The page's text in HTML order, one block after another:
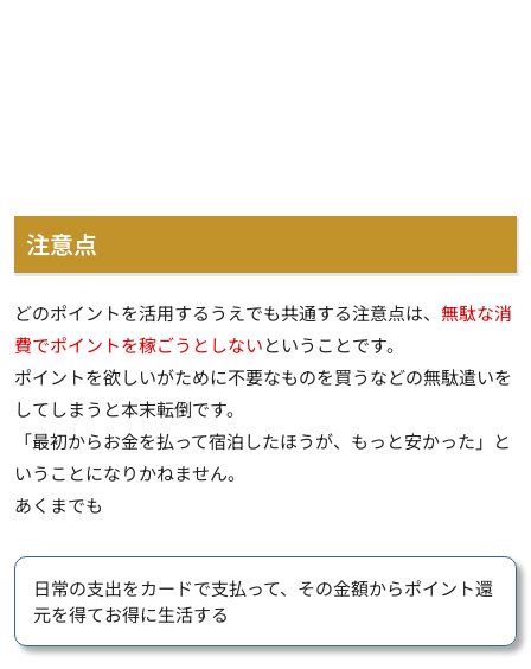
注意点
どのポイントを活用するうえでも共通する注意点は、 無駄な消
費でポイントを稼ごうとしないということです。
ポイントを欲しいがために不要なものを買うなどの無駄遣いを
してしまうと本末転倒です。
「最初からお金を払って宿泊したほうが、もっと安かった」と
いうことになりかねません。
あくまでも
日常の支出をカードで支払って、その金額からポイント還
元を得てお得に生活する